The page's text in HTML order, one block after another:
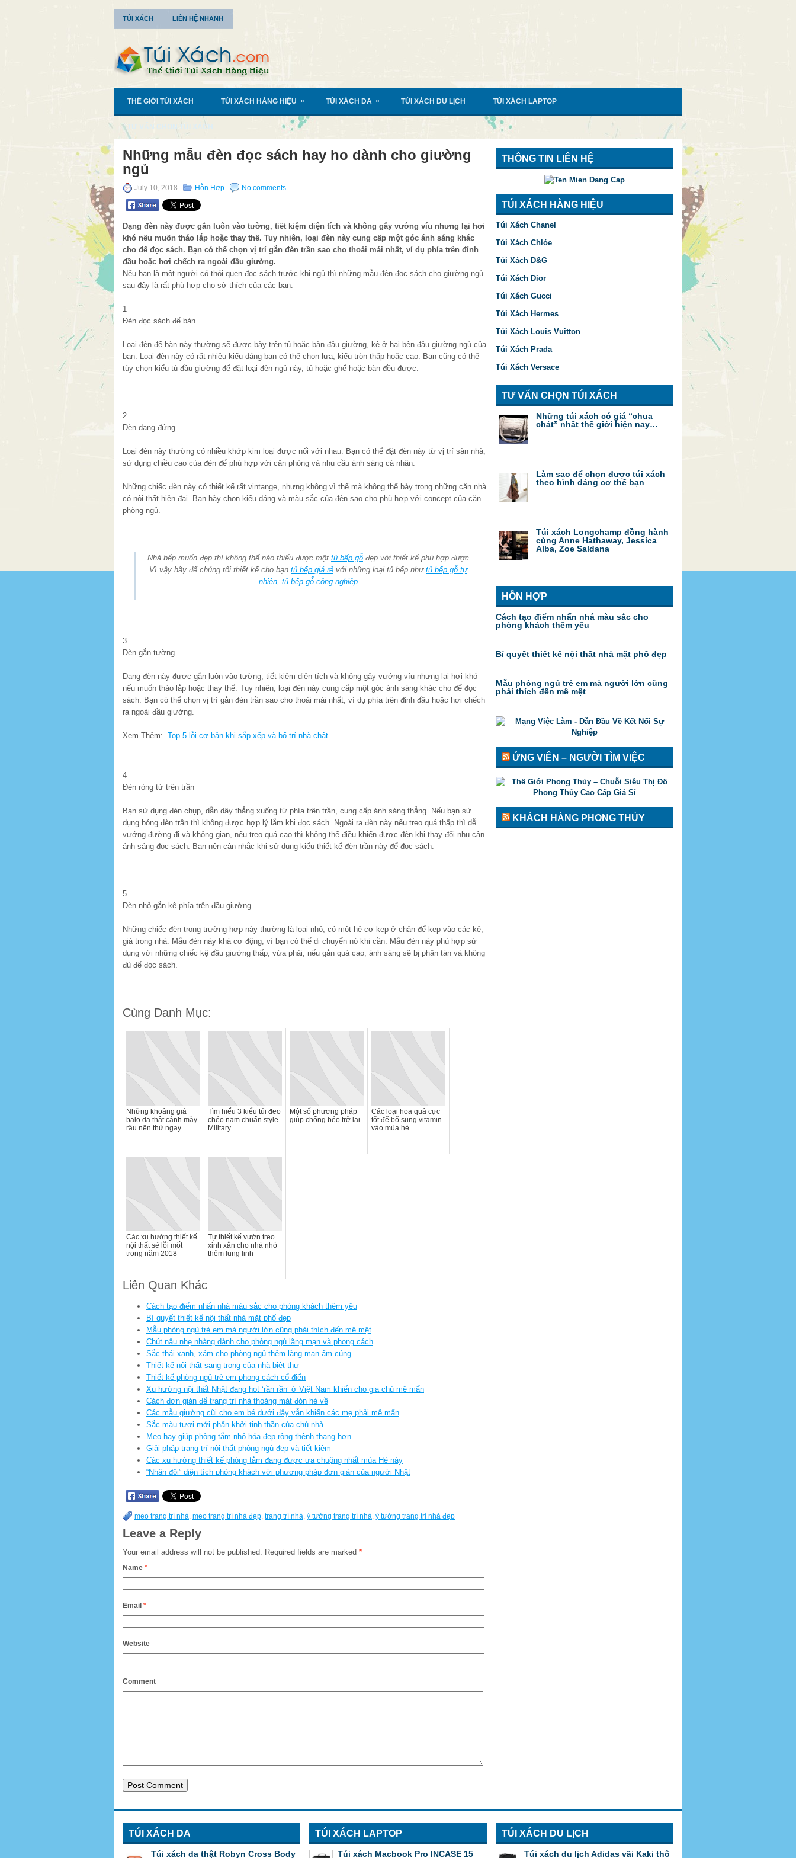
TÚI XÁCH LIÊN HỆ NHANH
THẾ GIỚI TÚI XÁCH TÚI XÁCH HÀNG HIỆU » TÚI XÁCH DA » TÚI XÁCH DU LỊCH TÚI XÁCH LAPTOP
TƯ VẤN CHỌN TÚI XÁCH
Những mẫu đèn đọc sách hay ho dành cho giường
ngủ
July 10, 2018 Hỗn Hợp No comments
Dạng đèn này được gắn luôn vào tường, tiết kiệm diện tích và không gây vướng víu nhưng lại hơi
khó nếu muốn tháo lắp hoặc thay thế. Tuy nhiên, loại đèn này cung cấp một góc ánh sáng khác
cho để đọc sách. Bạn có thể chọn vị trí gắn đèn trần sao cho thoải mái nhất, ví dụ phía trên đỉnh
đầu hoặc hơi chếch ra ngoài đầu giường.
Nếu bạn là một người có thói quen đọc sách trước khi ngủ thì những mẫu đèn đọc sách cho giường ngủ
sau đây là rất phù hợp cho sở thích của các bạn.
1
Đèn đọc sách để bàn
Loại đèn để bàn này thường sẽ được bày trên tủ hoặc bàn đầu giường, kê ở hai bên đầu giường ngủ của
bạn. Loại đèn này có rất nhiều kiểu dáng bạn có thể chọn lựa, kiểu tròn thấp hoặc cao. Bạn cũng có thể
tùy chọn kiểu tủ đầu giường để đặt loại đèn ngủ này, tủ hoặc ghế hoặc bàn đều được.
2
Đèn dạng đứng
Loại đèn này thường có nhiều khớp kim loại được nối với nhau. Bạn có thể đặt đèn này từ vị trí sàn nhà,
sử dụng chiều cao của đèn để phù hợp với căn phòng và nhu cầu ánh sáng cá nhân.
Những chiếc đèn này có thiết kế rất vintange, nhưng không vì thế mà không thể bày trong những căn nhà
có nội thất hiện đại. Bạn hãy chọn kiểu dáng và màu sắc của đèn sao cho phù hợp với concept của căn
phòng ngủ.
Nhà bếp muốn đẹp thì không thể nào thiếu được một tủ bếp gỗ đẹp với thiết kế phù hợp được.
Vì vậy hãy để chúng tôi thiết kế cho bạn tủ bếp giá rẻ với những loại tủ bếp như tủ bếp gỗ tự
nhiên tủ bếp gỗ công nghiệp
3
Đèn gắn tường
Dạng đèn này được gắn luôn vào tường, tiết kiệm diện tích và không gây vướng víu nhưng lại hơi khó
nếu muốn tháo lắp hoặc thay thế. Tuy nhiên, loại đèn này cung cấp một góc ánh sáng khác cho để đọc
sách. Bạn có thể chọn vị trí gắn đèn trần sao cho thoải mái nhất, ví dụ phía trên đỉnh đầu hoặc hơi chếch
ra ngoài đầu giường.
Xem Thêm: Top 5 lỗi cơ bản khi sắp xếp và bố trí nhà chật
4
Đèn ròng từ trên trần
Bạn sử dụng đèn chụp, dẫn dây thẳng xuống từ phía trên trần, cung cấp ánh sáng thẳng. Nếu bạn sử
dụng bóng đèn trần thì không được hợp lý lắm khi đọc sách. Ngoài ra đèn này nếu treo quá thấp thì dễ
vướng đường đi và không gian, nếu treo quá cao thì không thể điều khiển được đèn khi thay đổi nhu cần
ánh sáng đọc sách. Bạn nên cân nhắc khi sử dụng kiểu thiết kế đèn trần này để đọc sách.
5
Đèn nhỏ gắn kệ phía trên đầu giường
Những chiếc đèn trong trường hợp này thường là loại nhỏ, có một hệ cơ kẹp ở chân để kẹp vào các kệ,
giá trong nhà. Mẫu đèn này khá cơ động, vì bạn có thể di chuyển nó khi cần. Mẫu đèn này phù hợp sử
dụng với những chiếc kệ đầu giường thấp, vừa phải, nếu gắn quá cao, ánh sáng sẽ bị phân tán và không
đủ để đọc sách.
Cùng Danh Mục:
Những khoảng giá
balo da thật cánh mày
râu nên thử ngay
Tìm hiểu 3 kiểu túi đeo
chéo nam chuẩn style
Military
Một số phương pháp
giúp chống béo trở lại
Các loại hoa quả cực
tốt để bổ sung vitamin
vào mùa hè
Các xu hướng thiết kế
nội thất sẽ lỗi mốt
trong năm 2018
Tự thiết kế vườn treo
xinh xắn cho nhà nhỏ
thêm lung linh
Liên Quan Khác
Cách tạo điểm nhấn nhá màu sắc cho phòng khách thêm yêu
Bí quyết thiết kế nội thất nhà mặt phố đẹp
Mẫu phòng ngủ trẻ em mà người lớn cũng phải thích đến mê mệt
Chút nâu nhẹ nhàng dành cho phòng ngủ lãng mạn và phong cách
Sắc thái xanh, xám cho phòng ngủ thêm lãng mạn ấm cúng
Thiết kế nội thất sang trọng của nhà biệt thự
Thiết kế phòng ngủ trẻ em phong cách cổ điển
Xu hướng nội thất Nhật đang hot ‘rần rần’ ở Việt Nam khiến cho gia chủ mê mẩn
Cách đơn giản để trang trí nhà thoáng mát đón hè về
Các mẫu giường cũi cho em bé dưới đây vẫn khiến các mẹ phải mê mẩn
Sắc màu tươi mới phấn khởi tinh thần của chủ nhà
Mẹo hay giúp phòng tắm nhỏ hóa đẹp rộng thênh thang hơn
Giải pháp trang trí nội thất phòng ngủ đẹp và tiết kiệm
Các xu hướng thiết kế phòng tắm đang được ưa chuộng nhất mùa Hè này
“Nhân đôi” diện tích phòng khách với phương pháp đơn giản của người Nhật
mẹo trang trí nhà, mẹo trang trí nhà đẹp, trang trí nhà, ý tưởng trang trí nhà, ý tưởng trang trí nhà đẹp
Leave a Reply
Your email address will not be published. Required fields are marked *
Name *
Email *
Website
Comment
THÔNG TIN LIÊN HỆ
TÚI XÁCH HÀNG HIỆU
Túi Xách Chanel
Túi Xách Chlóe
Túi Xách D&G
Túi Xách Dior
Túi Xách Gucci
Túi Xách Hermes
Túi Xách Louis Vuitton
Túi Xách Prada
Túi Xách Versace
TƯ VẤN CHỌN TÚI XÁCH
Những túi xách có giá “chua
chát” nhất thế giới hiện nay…
Làm sao để chọn được túi xách
theo hình dáng cơ thể bạn
Túi xách Longchamp đồng hành
cùng Anne Hathaway, Jessica
Alba, Zoe Saldana
HỖN HỢP
Cách tạo điểm nhấn nhá màu sắc cho
phòng khách thêm yêu
Bí quyết thiết kế nội thất nhà mặt phố đẹp
Mẫu phòng ngủ trẻ em mà người lớn cũng
phải thích đến mê mệt
ỨNG VIÊN – NGƯỜI TÌM VIỆC
KHÁCH HÀNG PHONG THỦY
TÚI XÁCH DA
Túi xách da thật Robyn Cross Body
TÚI XÁCH LAPTOP
Túi xách Macbook Pro INCASE 15
TÚI XÁCH DU LỊCH
Túi xách du lịch Adidas vãi Kaki thô